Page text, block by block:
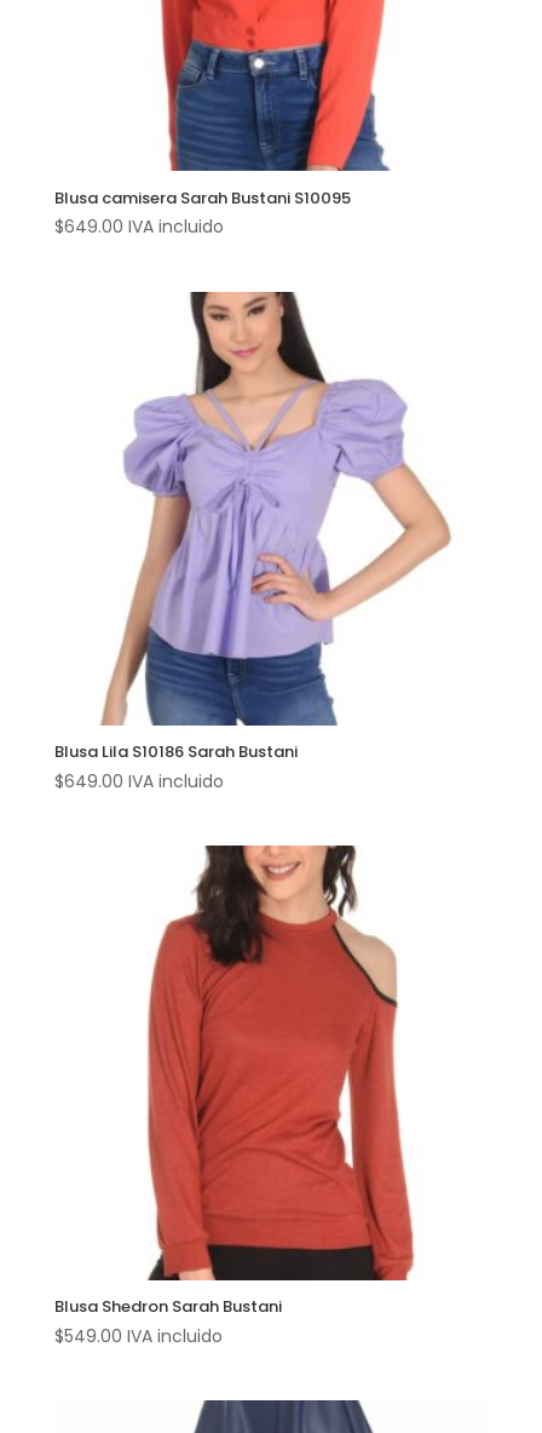
Blusa camisera Sarah Bustani S10095
$649.00 IVA incluido
Blusa Lila S10186 Sarah Bustani
$649.00 IVA incluido
Blusa Shedron Sarah Bustani
$549.00 IVA incluido